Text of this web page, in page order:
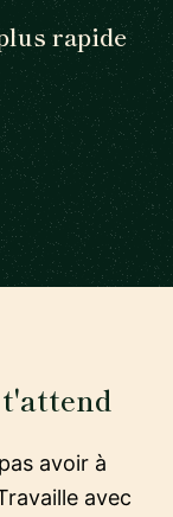
rapide
avoir à
avec